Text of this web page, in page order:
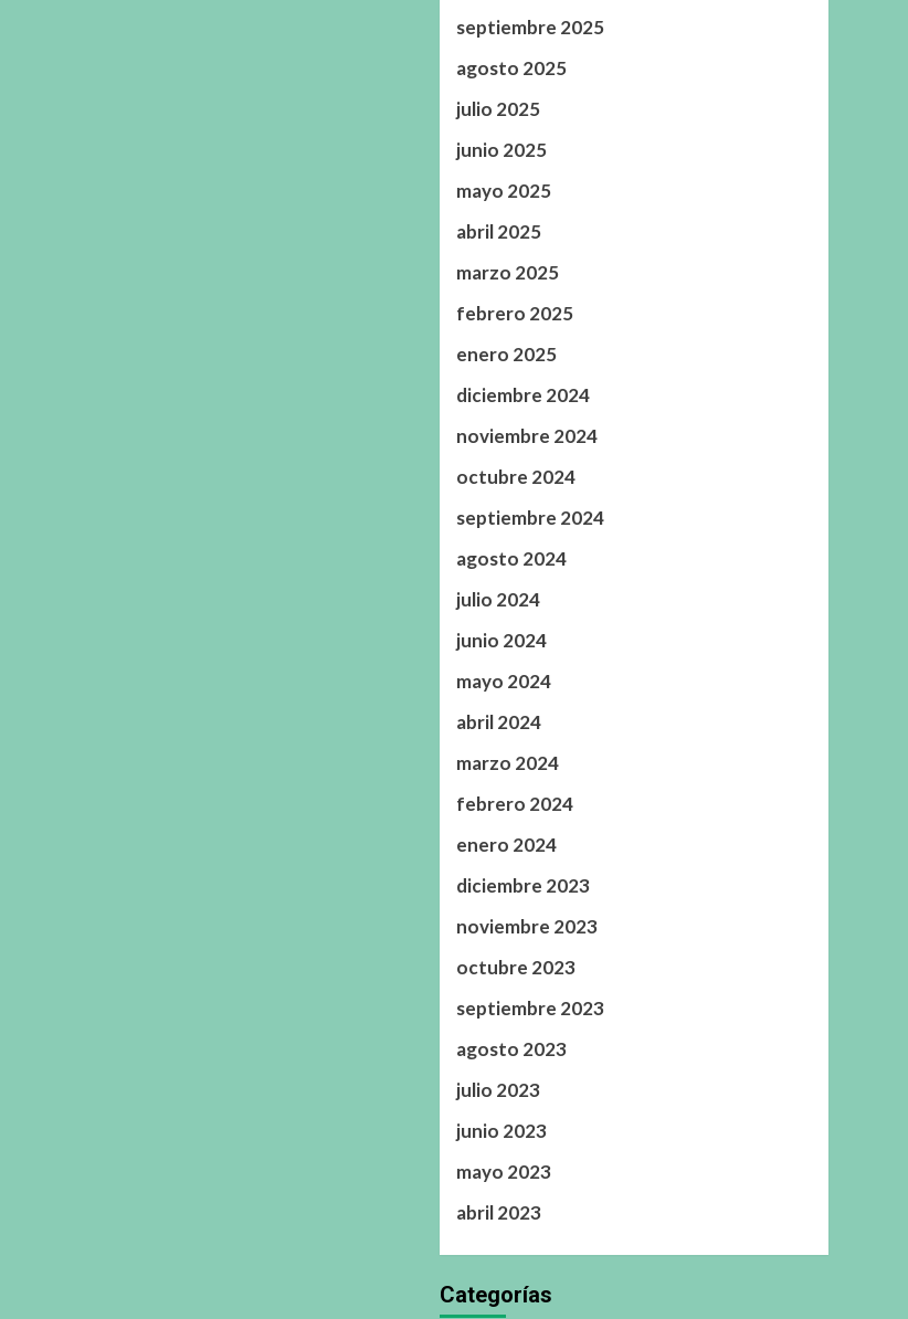
septiembre 2025
agosto 2025
julio 2025
junio 2025
mayo 2025
abril 2025
marzo 2025
febrero 2025
enero 2025
diciembre 2024
noviembre 2024
octubre 2024
septiembre 2024
agosto 2024
julio 2024
junio 2024
mayo 2024
abril 2024
marzo 2024
febrero 2024
enero 2024
diciembre 2023
noviembre 2023
octubre 2023
septiembre 2023
agosto 2023
julio 2023
junio 2023
mayo 2023
abril 2023
Categorías